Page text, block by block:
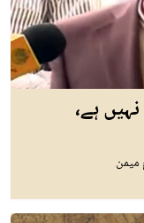
ہے،
میمن